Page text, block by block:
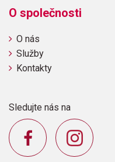
O společnosti
O nás
Služby
Kontakty
Sledujte nás na